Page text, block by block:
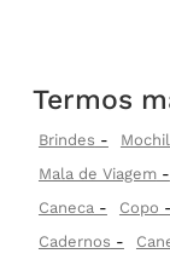
Termos
Brindes
Mala de Viagem
Caneca
Copo
Cadernos